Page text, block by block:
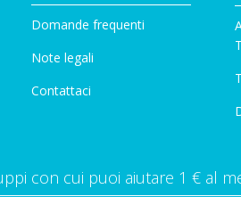
Domande frequenti
Note legali
Contattaci
con cui puoi aiutare 1 € al